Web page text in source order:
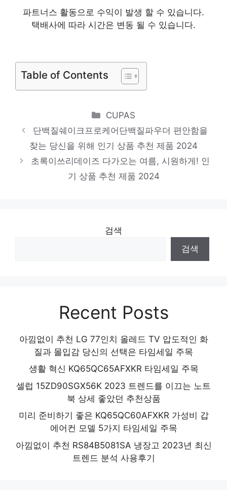
제품 2024
품 2024
푸응커피
제품 2024
씬앤헬스락토페린
품절 위기! 빠르게 잡아라! 인기 상품 추천 제
품 2024
파트너스 활동으로 수익이 발생 할 수 있습니다.
택배사에 따라 시간은 변동 될 수 있습니다.
Table of Contents
Categories
CUPAS
단백질쉐이크프로케어단백질파우더 편안함을
찾는 당신을 위해 인기 상품 추천 제품 2024
초록이쓰리데이즈 다가오는 여름, 시원하게! 인
기 상품 추천 제품 2024
검색
검색
Recent Posts
아낌없이 추천 LG 77인치 올레드 TV 압도적인 화
질과 몰입감 당신의 선택은 타임세일 주목
생활 혁신 KQ65QC65AFXKR 타임세일 주목
셀럽 15ZD90SGX56K 2023 트렌드를 이끄는 노트
북 상세 좋았던 추천상품
미리 준비하기 좋은 KQ65QC60AFXKR 가성비 갑
에어컨 모델 5가지 타임세일 주목
아낌없이 추천 RS84B5081SA 냉장고 2023년 최신
트렌드 분석 사용후기